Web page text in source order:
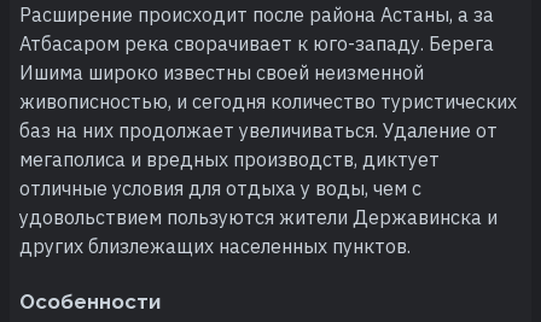
Расширение происходит после района Астаны, а за
Атбасаром река сворачивает к юго-западу. Берега
Ишима широко известны своей неизменной
живописностью, и сегодня количество туристических
баз на них продолжает увеличиваться. Удаление от
мегаполиса и вредных производств, диктует
отличные условия для отдыха у воды, чем с
удовольствием пользуются жители Державинска и
других близлежащих населенных пунктов.
Особенности